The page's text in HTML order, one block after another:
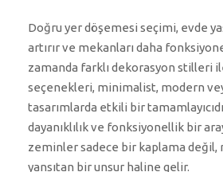
Doğru yer döşemesi seçimi, evde
artırır ve mekanları daha
zamanda farklı dekorasyon stilleri
seçenekleri, minimalist, modern
tasarımlarda etkili bir
dayanıklılık ve fonksiyonellik bir
zeminler sadece bir kaplama değil,
yansıtan bir unsur haline gelir.